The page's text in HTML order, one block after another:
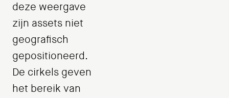
deze weergave
zijn assets niet
geografisch
gepositioneerd.
De cirkels geven
het bereik van